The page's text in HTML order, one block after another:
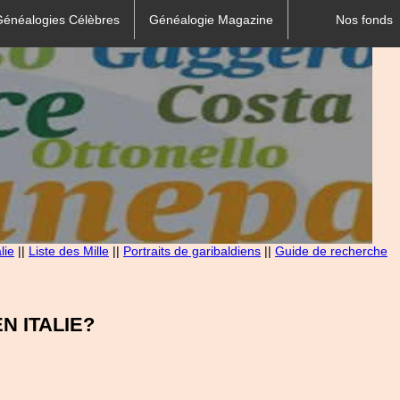
Célèbres Généalogie Magazine Nos fonds
|| Liste des Mille || Portraits de garibaldiens || Guide de recherche
ITALIE?